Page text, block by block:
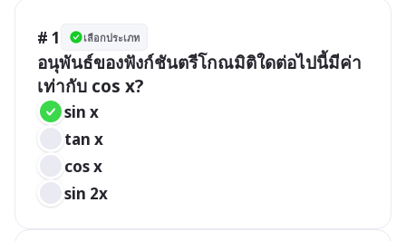
# 1 เลือกประเภท
อนุพันธ์ของฟังก์ชันตรีโกณมิติใดต่อไปนี้มีค่า
เท่ากับ cos x?
sin x
tan x
cos x
sin 2x